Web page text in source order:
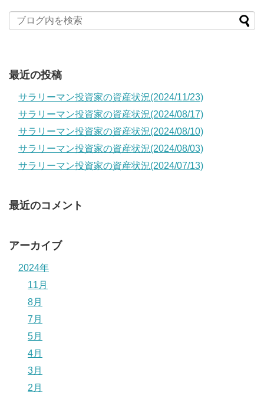
最近の投稿
サラリーマン投資家の資産状況(2024/11/23)
サラリーマン投資家の資産状況(2024/08/17)
サラリーマン投資家の資産状況(2024/08/10)
サラリーマン投資家の資産状況(2024/08/03)
サラリーマン投資家の資産状況(2024/07/13)
最近のコメント
アーカイブ
2024年
11月
8月
7月
5月
4月
3月
2月